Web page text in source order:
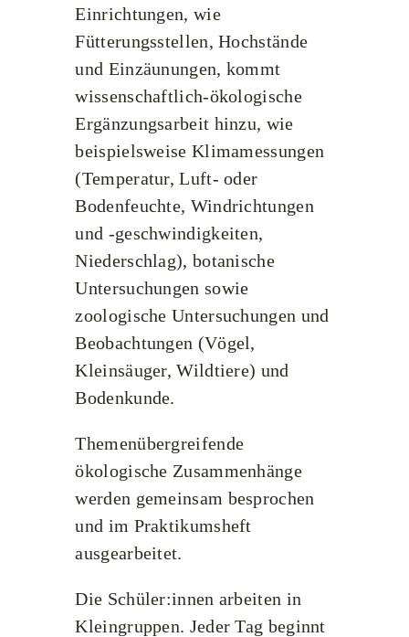
Einrichtungen, wie
Fütterungsstellen, Hochstände
und Einzäunungen, kommt
wissenschaftlich-ökologische
Ergänzungsarbeit hinzu, wie
beispielsweise Klimamessungen
(Temperatur, Luft- oder
Bodenfeuchte, Windrichtungen
und -geschwindigkeiten,
Niederschlag), botanische
Untersuchungen sowie
zoologische Untersuchungen und
Beobachtungen (Vögel,
Kleinsäuger, Wildtiere) und
Bodenkunde.
Themenübergreifende
ökologische Zusammenhänge
werden gemeinsam besprochen
und im Praktikumsheft
ausgearbeitet.
Die Schüler:innen arbeiten in
Kleingruppen. Jeder Tag beginnt